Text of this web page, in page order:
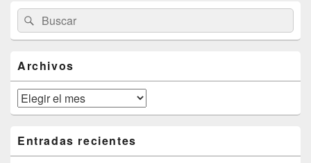
área
de
widget
lateral
primaria
Buscar
por:
Buscar
Archivos
Archivos
Entradas recientes